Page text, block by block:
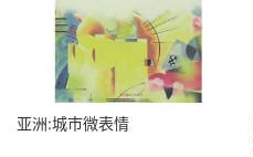
亚洲:城市微表情